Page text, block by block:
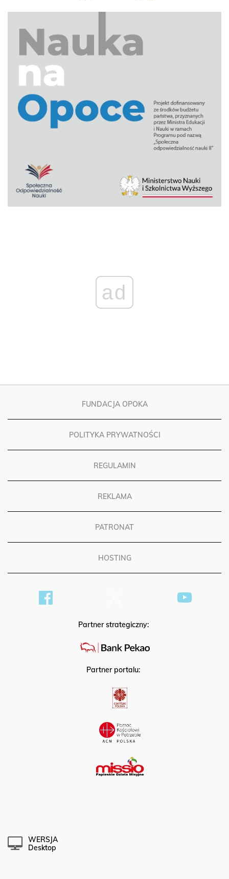
ad
FUNDACJA OPOKA
POLITYKA PRYWATNOŚCI
REGULAMIN
REKLAMA
PATRONAT
HOSTING
Partner strategiczny:
Partner portalu:
WERSJA
Desktop